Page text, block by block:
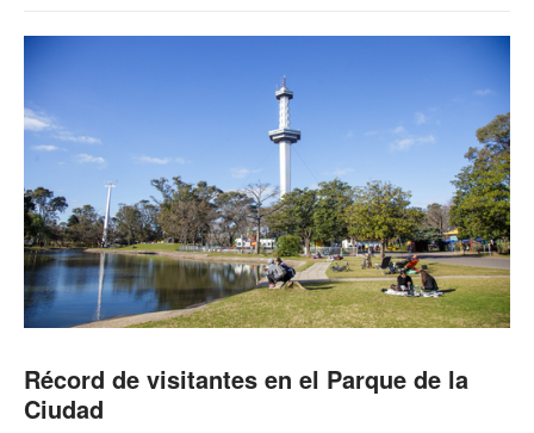
Récord de visitantes en el Parque de la
Ciudad